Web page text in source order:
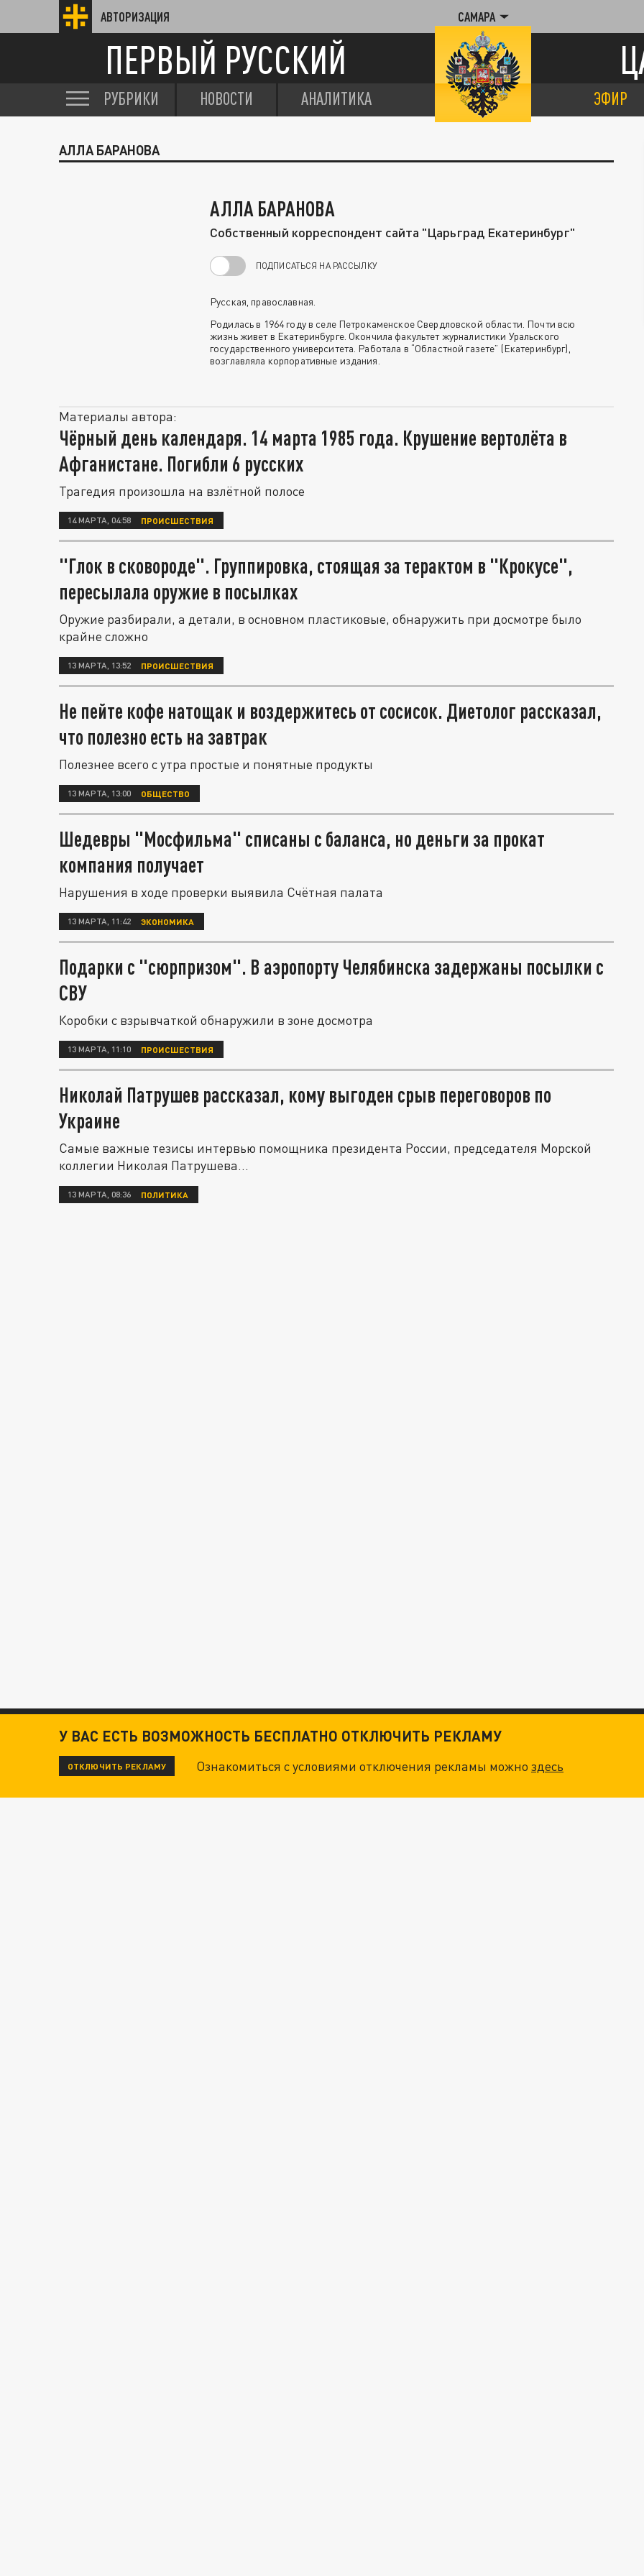
АВТОРИЗАЦИЯ САМАРА
ПЕРВЫЙ РУССКИЙ
РУБРИКИ НОВОСТИ АНАЛИТИКА ЭФИР
АЛЛА БАРАНОВА
АЛЛА БАРАНОВА
Собственный корреспондент сайта "Царьград Екатеринбург"
ПОДПИСАТЬСЯ НА РАССЫЛКУ
Русская, православная.
Родилась в 1964 году в селе Петрокаменское Свердловской области. Почти всю
жизнь живет в Екатеринбурге. Окончила факультет журналистики Уральского
государственного университета. Работала в “Областной газете” (Екатеринбург),
возглавляла корпоративные издания.
Материалы автора:
Чёрный день календаря. 14 марта 1985 года. Крушение вертолёта в
Афганистане. Погибли 6 русских
Трагедия произошла на взлётной полосе
14 МАРТА, 04:58 ПРОИСШЕСТВИЯ
"Глок в сковороде". Группировка, стоящая за терактом в "Крокусе",
пересылала оружие в посылках
Оружие разбирали, а детали, в основном пластиковые, обнаружить при досмотре было
крайне сложно
13 МАРТА, 13:52 ПРОИСШЕСТВИЯ
Не пейте кофе натощак и воздержитесь от сосисок. Диетолог рассказал,
что полезно есть на завтрак
Полезнее всего с утра простые и понятные продукты
13 МАРТА, 13:00 ОБЩЕСТВО
Шедевры "Мосфильма" списаны с баланса, но деньги за прокат
компания получает
Нарушения в ходе проверки выявила Счётная палата
13 МАРТА, 11:42 ЭКОНОМИКА
Подарки с "сюрпризом". В аэропорту Челябинска задержаны посылки с
СВУ
Коробки с взрывчаткой обнаружили в зоне досмотра
13 МАРТА, 11:10 ПРОИСШЕСТВИЯ
Николай Патрушев рассказал, кому выгоден срыв переговоров по
Украине
Самые важные тезисы интервью помощника президента России, председателя Морской
коллегии Николая Патрушева...
13 МАРТА, 08:36 ПОЛИТИКА
У ВАС ЕСТЬ ВОЗМОЖНОСТЬ БЕСПЛАТНО ОТКЛЮЧИТЬ РЕКЛАМУ
ОТКЛЮЧИТЬ РЕКЛАМУ Ознакомиться с условиями отключения рекламы можноздесь